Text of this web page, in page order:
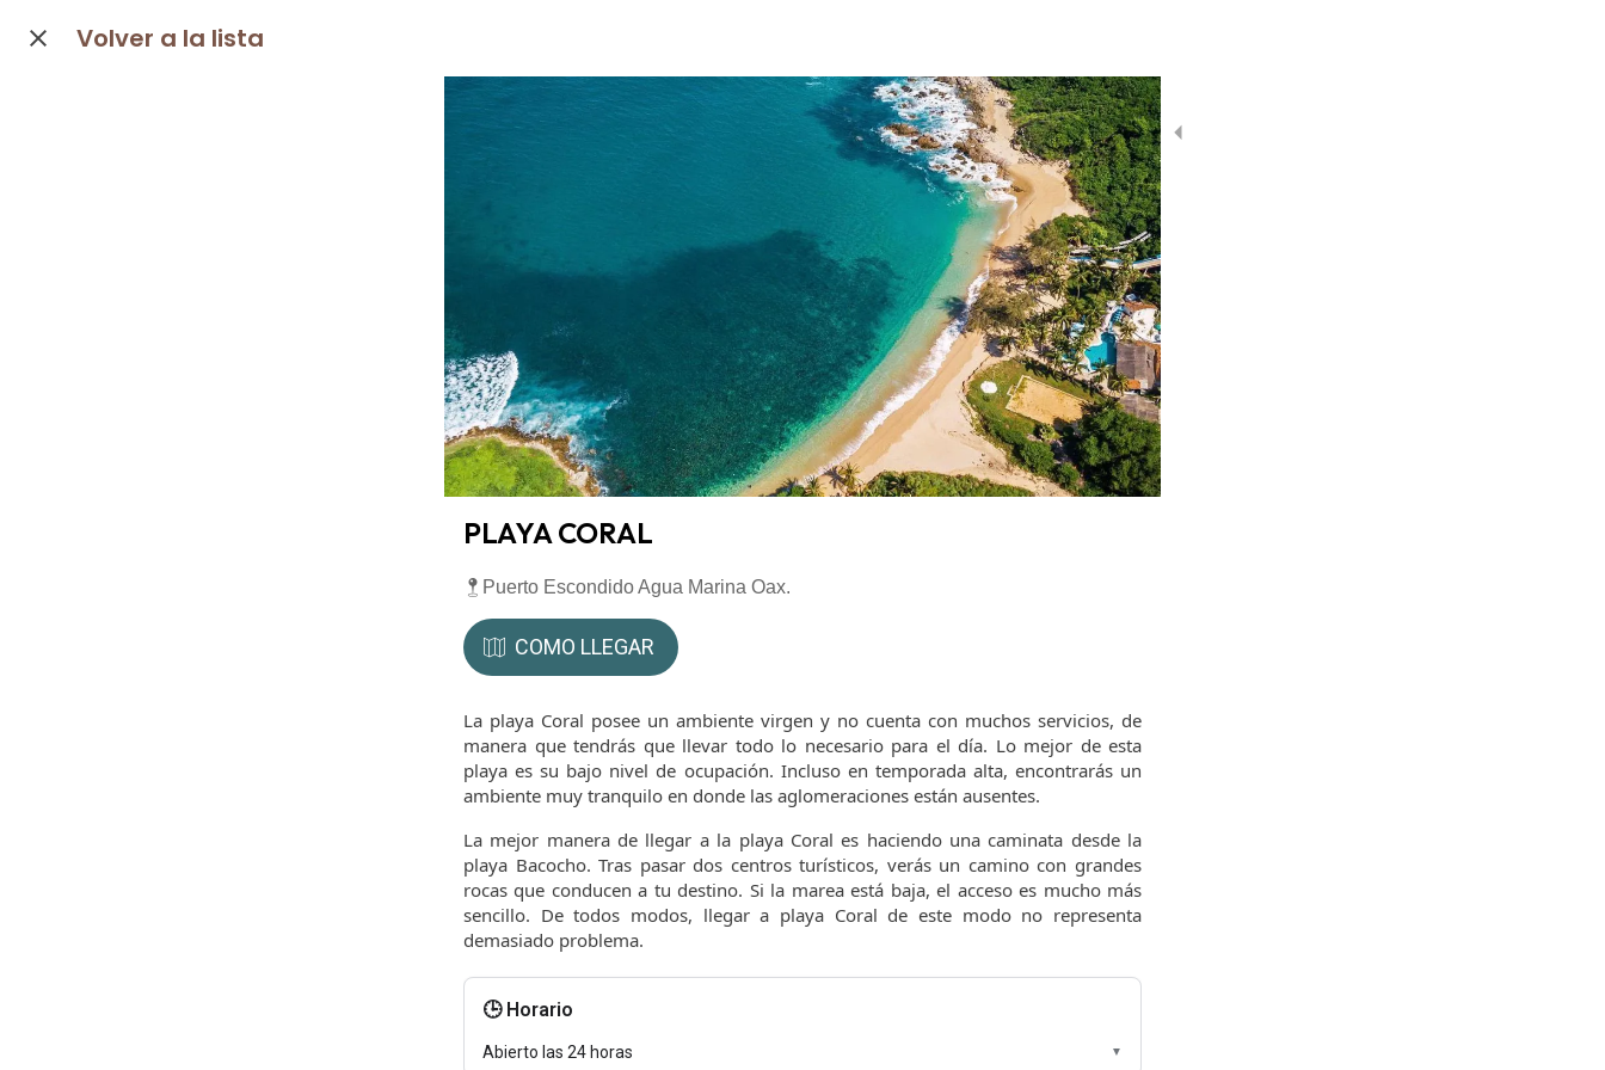
Volver a la lista
PLAYA CORAL
Puerto Escondido Agua Marina Oax.
COMO LLEGAR
La playa Coral posee un ambiente virgen y no cuenta con muchos servicios, de
manera que tendrás que llevar todo lo necesario para el día. Lo mejor de esta
playa es su bajo nivel de ocupación. Incluso en temporada alta, encontrarás un
ambiente muy tranquilo en donde las aglomeraciones están ausentes.
La mejor manera de llegar a la playa Coral es haciendo una caminata desde la
playa Bacocho. Tras pasar dos centros turísticos, verás un camino con grandes
rocas que conducen a tu destino. Si la marea está baja, el acceso es mucho más
sencillo. De todos modos, llegar a playa Coral de este modo no representa
demasiado problema.
🕒 Horario
Abierto las 24 horas ▼